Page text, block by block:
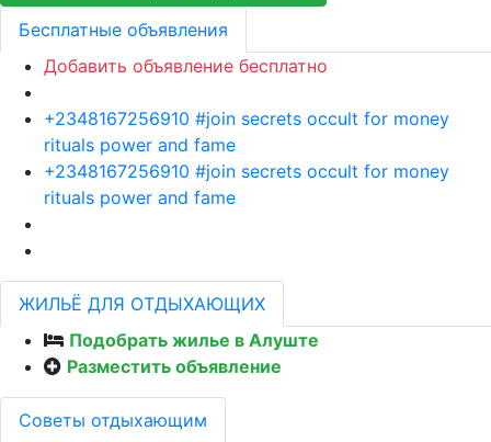
Бесплатные объявления
Добавить объявление бесплатно
+2348167256910 #join secrets occult for money
rituals power and fame
+2348167256910 #join secrets occult for money
rituals power and fame
ЖИЛЬЁ ДЛЯ ОТДЫХАЮЩИХ
Подобрать жилье в Алуште
Разместить объявление
Советы отдыхающим